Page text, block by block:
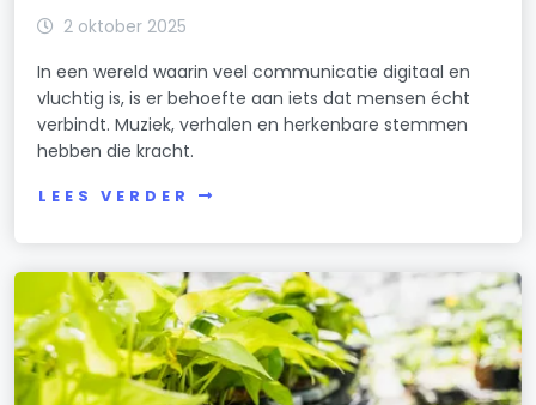
2 oktober 2025
In een wereld waarin veel communicatie digitaal en
vluchtig is, is er behoefte aan iets dat mensen écht
verbindt. Muziek, verhalen en herkenbare stemmen
hebben die kracht.
LEES VERDER